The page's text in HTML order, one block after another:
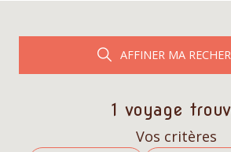
AFFINER MA
1 voyage
Vos critères